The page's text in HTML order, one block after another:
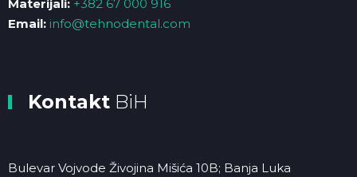
Materijali: +382 67 000 916
Email: info@tehnodental.com
Kontakt BiH
Bulevar Vojvode Živojina Mišića 10B; Banja Luka